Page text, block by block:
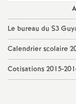
Le bureau du S3
Calendrier scolaire
Cotisations 2015-